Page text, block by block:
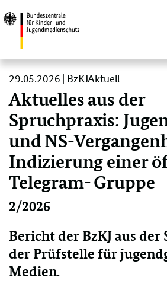
Direktlink:
29.05.2026 | BzKJAktuell
Aktuelles aus der
Spruchpraxis:
und NS-
Indizierung einer
Telegram- Gruppe
2/2026
Bericht der BzKJ aus
der Prüfstelle für
Medien.